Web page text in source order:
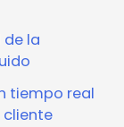
de la
tiempo real
cliente